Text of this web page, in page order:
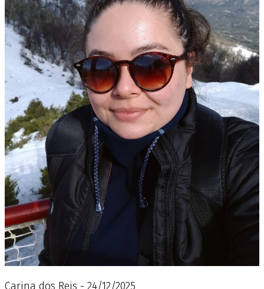
Carina dos Reis - 24/12/2025